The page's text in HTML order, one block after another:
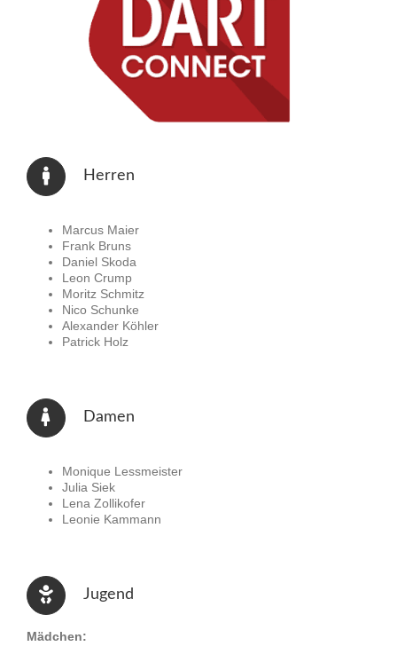
Herren
Marcus Maier
Frank Bruns
Daniel Skoda
Leon Crump
Moritz Schmitz
Nico Schunke
Alexander Köhler
Patrick Holz
Damen
Monique Lessmeister
Julia Siek
Lena Zollikofer
Leonie Kammann
Jugend
Mädchen: